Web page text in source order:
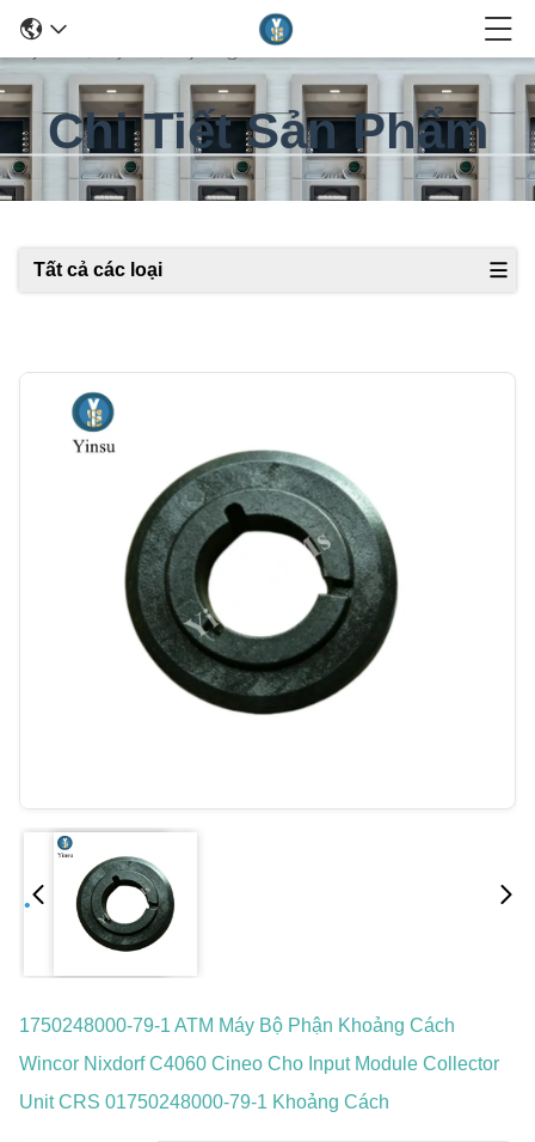
Chi Tiết Sản Phẩm
Tất cả các loại
1750248000-79-1 ATM Máy Bộ Phận Khoảng Cách
Wincor Nixdorf C4060 Cineo Cho Input Module Collector
Unit CRS 01750248000-79-1 Khoảng Cách